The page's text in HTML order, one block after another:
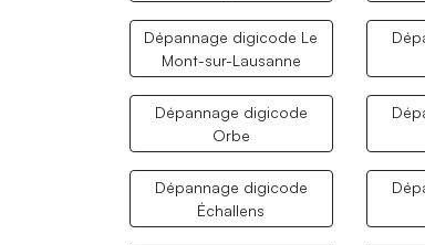
Dépannage digicode Le
Mont-sur-Lausanne
Dépannage digicode
Orbe
Dépannage digicode
Échallens